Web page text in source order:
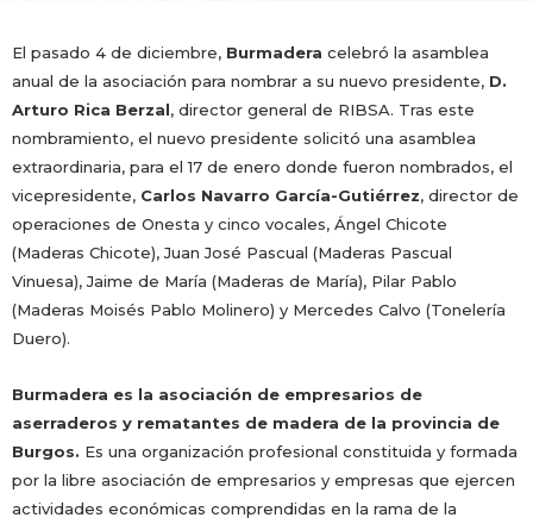
El pasado 4 de diciembre, Burmadera celebró la asamblea
anual de la asociación para nombrar a su nuevo presidente, D.
Arturo Rica Berzal, director general de RIBSA. Tras este
nombramiento, el nuevo presidente solicitó una asamblea
extraordinaria, para el 17 de enero donde fueron nombrados, el
vicepresidente, Carlos Navarro García-Gutiérrez, director de
operaciones de Onesta y cinco vocales, Ángel Chicote
(Maderas Chicote), Juan José Pascual (Maderas Pascual
Vinuesa), Jaime de María (Maderas de María), Pilar Pablo
(Maderas Moisés Pablo Molinero) y Mercedes Calvo (Tonelería
Duero).
Burmadera es la asociación de empresarios de
aserraderos y rematantes de madera de la provincia de
Burgos. Es una organización profesional constituida y formada
por la libre asociación de empresarios y empresas que ejercen
actividades económicas comprendidas en la rama de la